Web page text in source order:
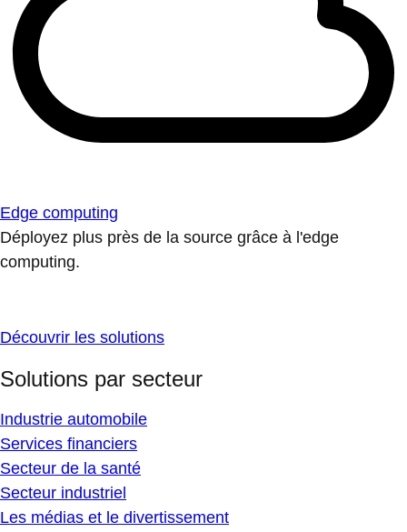
Edge computing
Déployez plus près de la source grâce à l'edge
computing.
Découvrir les solutions
Solutions par secteur
Industrie automobile
Services financiers
Secteur de la santé
Secteur industriel
Les médias et le divertissement